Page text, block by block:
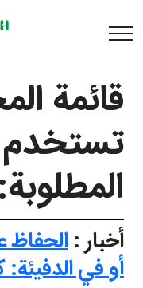
قائمة
تستخدم
أخبار :الحفاظ
أو في الدفيئة: